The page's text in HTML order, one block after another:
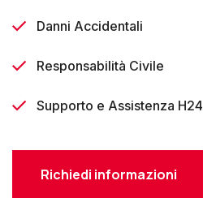
Danni Accidentali
Responsabilità Civile
Supporto e Assistenza H24
Richiedi informazioni